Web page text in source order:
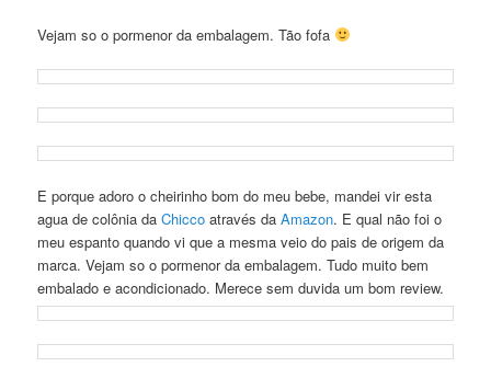
Vejam so o pormenor da embalagem. Tão fofa
E porque adoro o cheirinho bom do meu bebe, mandei vir esta
agua de colônia daChicco através daAmazon. E qual não foi o
meu espanto quando vi que a mesma veio do pais de origem da
marca. Vejam so o pormenor da embalagem. Tudo muito bem
embalado e acondicionado. Merece sem duvida um bom review.